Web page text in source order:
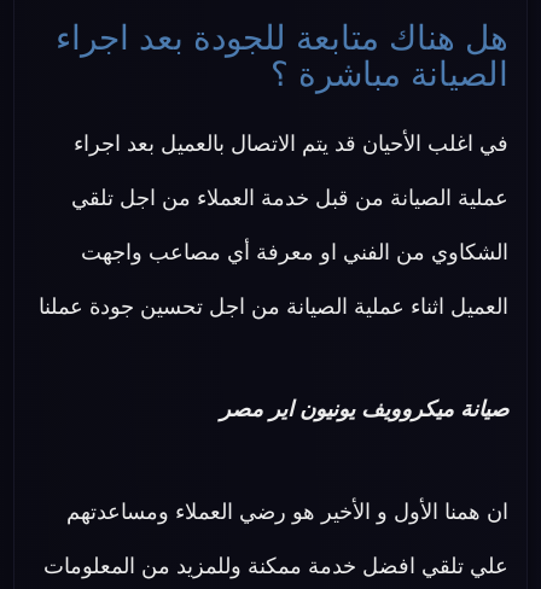
هل هناك متابعة للجودة بعد اجراء
الصيانة مباشرة ؟
في اغلب الأحيان قد يتم الاتصال بالعميل بعد اجراء
عملية الصيانة من قبل خدمة العملاء من اجل تلقي
الشكاوي من الفني او معرفة أي مصاعب واجهت
العميل اثناء عملية الصيانة من اجل تحسين جودة عملنا
صيانة ميكروويف يونيون اير مصر
ان همنا الأول و الأخير هو رضي العملاء ومساعدتهم
علي تلقي افضل خدمة ممكنة وللمزيد من المعلومات